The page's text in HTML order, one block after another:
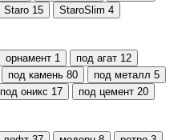
Staro 15 StaroSlim 4
орнамент 1 под агат 12
под камень 80 под металл 5
под оникс 17 под цемент 20